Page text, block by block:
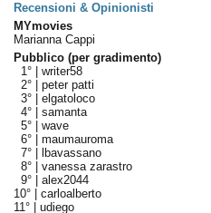
Recensioni & Opinionisti
MYmovies
Marianna Cappi
Pubblico (per gradimento)
1° | writer58
2° | peter patti
3° | elgatoloco
4° | samanta
5° | wave
6° | maumauroma
7° |
lbavassano
8° | vanessa zarastro
9° | alex2044
10° | carloalberto
11° | udiego